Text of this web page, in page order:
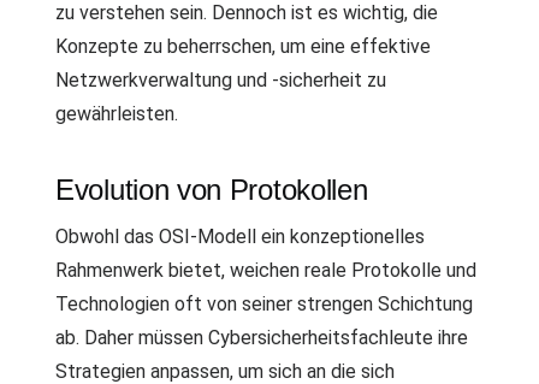
zu verstehen sein. Dennoch ist es wichtig, die
Konzepte zu beherrschen, um eine effektive
Netzwerkverwaltung und -sicherheit zu
gewährleisten.
Evolution von Protokollen
Obwohl das OSI-Modell ein konzeptionelles
Rahmenwerk bietet, weichen reale Protokolle und
Technologien oft von seiner strengen Schichtung
ab. Daher müssen Cybersicherheitsfachleute ihre
Strategien anpassen, um sich an die sich